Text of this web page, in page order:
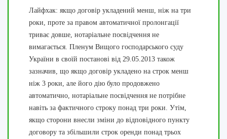
Лайфхак: якщо договір укладений менш, ніж на три
роки, проте за правом автоматичної пролонгації
триває довше, нотаріальне посвідчення не
вимагається. Пленум Вищого господарського суду
України в своїй постанові від 29.05.2013 також
зазначив, що якщо договір укладено на строк менш
ніж 3 роки, але його дію було продовжено
автоматично, нотаріальне посвідчення не потрібне
навіть за фактичного строку понад три роки. Утім,
якщо сторони внесли зміни до відповідного пункту
договору та збільшили строк оренди понад трьох